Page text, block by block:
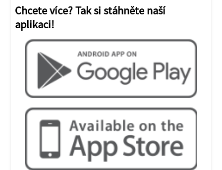
Chcete více? Tak si stáhněte naší
aplikaci!